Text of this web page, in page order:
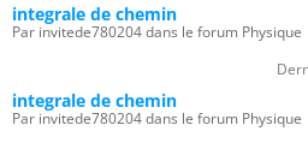
integrale de chemin
Par invitede780204 dans le forum Physique
integrale de chemin
Par invitede780204 dans le forum Physique